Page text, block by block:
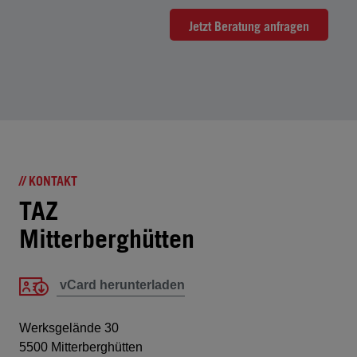
Jetzt Beratung anfragen
// KONTAKT
TAZ
Mitterberghütten
vCard herunterladen
Werksgelände 30
5500 Mitterberghütten